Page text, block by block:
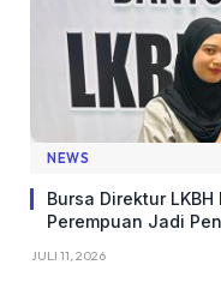
NEWS
Bursa Direktur
Perempuan Jadi
JULI 11, 2026